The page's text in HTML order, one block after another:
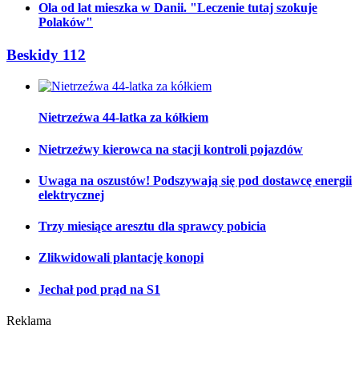
Ola od lat mieszka w Danii. "Leczenie tutaj szokuje
Polaków"
Beskidy 112
Nietrzeźwa 44-latka za kółkiem
Nietrzeźwy kierowca na stacji kontroli pojazdów
Uwaga na oszustów! Podszywają się pod dostawcę energii
elektrycznej
Trzy miesiące aresztu dla sprawcy pobicia
Zlikwidowali plantację konopi
Jechał pod prąd na S1
Reklama